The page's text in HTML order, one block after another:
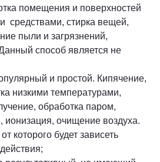
помещения и поверхностей
стирка вещей,
пыли и загрязнений,
способ является не
и простой. Кипячение,
низкими температурами,
обработка паром,
ионизация, очищение воздуха.
которого будет зависеть